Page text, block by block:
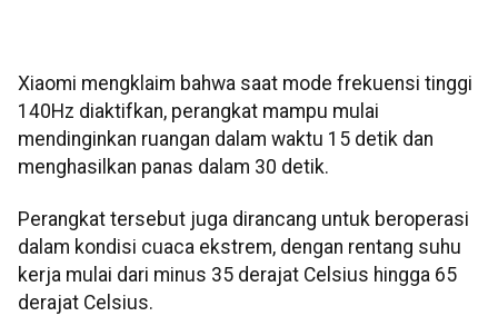
Xiaomi mengklaim bahwa saat mode frekuensi tinggi
140Hz diaktifkan, perangkat mampu mulai
mendinginkan ruangan dalam waktu 15 detik dan
menghasilkan panas dalam 30 detik.
Perangkat tersebut juga dirancang untuk beroperasi
dalam kondisi cuaca ekstrem, dengan rentang suhu
kerja mulai dari minus 35 derajat Celsius hingga 65
derajat Celsius.